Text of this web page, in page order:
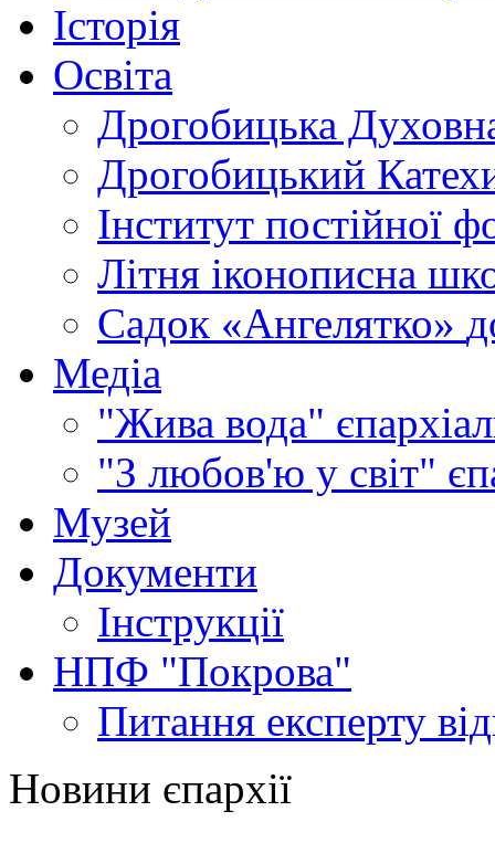
Історія
Освіта
Дрогобицька
Дрогобицький
Інститут постійної
Літня іконописна
Садок «Ангелятко»
Медіа
"Жива вода"
"З любов'ю у світ"
Музей
Документи
Інструкції
НПФ "Покрова"
Питання експерту
Новини єпархії